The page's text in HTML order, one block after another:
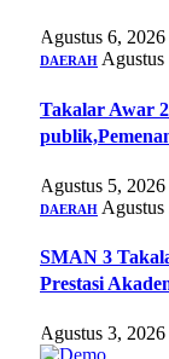
Agustus 6, 2026
DAERAH
Takalar Awar
Agustus 5, 2026
DAERAH
SMAN 3
Prestasi
Agustus 3, 2026